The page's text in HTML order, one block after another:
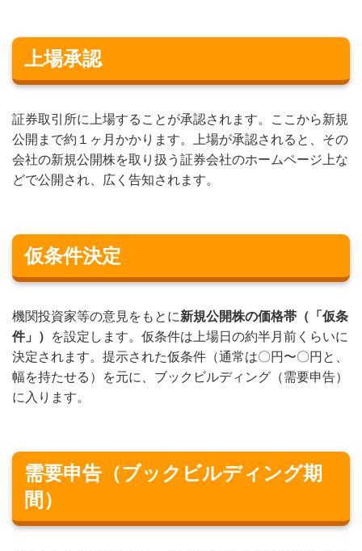
上場承認
証券取引所に上場することが承認されます。ここから新規
公開まで約１ヶ月かかります。上場が承認されると、その
会社の新規公開株を取り扱う証券会社のホームページ上な
どで公開され、広く告知されます。
仮条件決定
機関投資家等の意見をもとに新規公開株の価格帯（「仮条
件」）
を設定します。仮条件は上場日の約半月前くらいに
決定されます。提示された仮条件（通常は〇円〜〇円と、
幅を持たせる）を元に、ブックビルディング（需要申告）
に入ります。
需要申告（ブックビルディング期
間）